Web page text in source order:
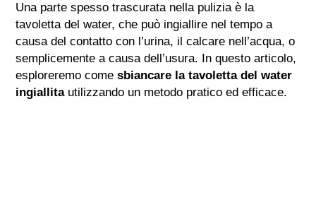
Una parte spesso trascurata nella pulizia è la
tavoletta del water, che può ingiallire nel tempo a
causa del contatto con l’urina, il calcare nell’acqua, o
semplicemente a causa dell’usura. In questo articolo,
esploreremo comesbiancare la tavoletta del water
ingiallitautilizzando un metodo pratico ed efficace.